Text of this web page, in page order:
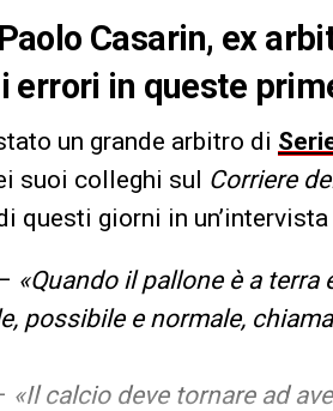
Casarin, ex
errori in queste
un grande arbitro di
suoi colleghi sul Corriere
questi giorni in un’intervista
«Quando il pallone è a
possibile e normale,
«Il calcio deve tornare ad